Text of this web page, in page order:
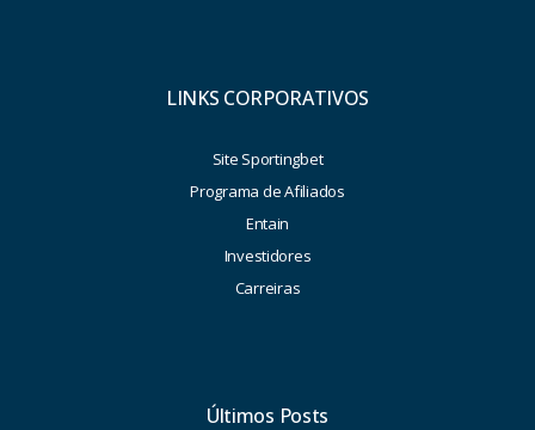
LINKS CORPORATIVOS
Site Sportingbet
Programa de Afiliados
Entain
Investidores
Carreiras
Últimos Posts